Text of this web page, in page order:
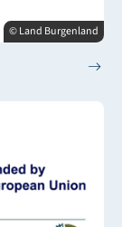
© Land Burgenland